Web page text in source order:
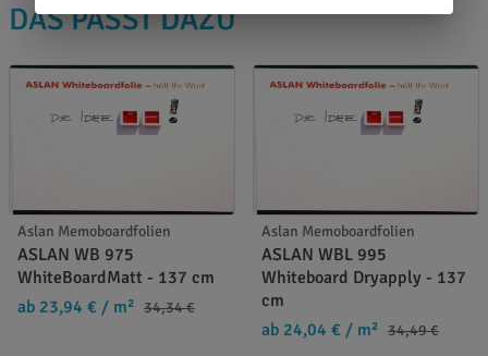
DAS PASST DAZU
Aslan Memoboardfolien
ASLAN WB 975
WhiteBoardMatt - 137 cm
ab 23,94 € / m² 34,34 €
Aslan Memoboardfolien
ASLAN WBL 995
Whiteboard Dryapply - 137
cm
ab 24,04 € / m² 34,49 €